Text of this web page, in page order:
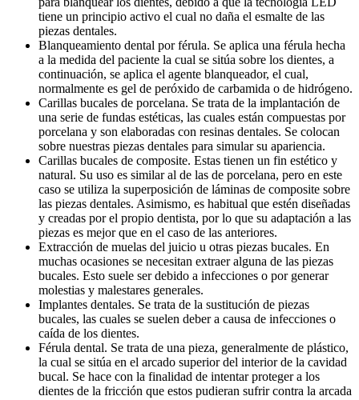
tiene un principio activo el cual no daña el esmalte de las
piezas dentales.
Blanqueamiento dental por férula. Se aplica una férula hecha
a la medida del paciente la cual se sitúa sobre los dientes, a
continuación, se aplica el agente blanqueador, el cual,
normalmente es gel de peróxido de carbamida o de hidrógeno.
Carillas bucales de porcelana. Se trata de la implantación de
una serie de fundas estéticas, las cuales están compuestas por
porcelana y son elaboradas con resinas dentales. Se colocan
sobre nuestras piezas dentales para simular su apariencia.
Carillas bucales de composite. Estas tienen un fin estético y
natural. Su uso es similar al de las de porcelana, pero en este
caso se utiliza la superposición de láminas de composite sobre
las piezas dentales. Asimismo, es habitual que estén diseñadas
y creadas por el propio dentista, por lo que su adaptación a las
piezas es mejor que en el caso de las anteriores.
Extracción de muelas del juicio u otras piezas bucales. En
muchas ocasiones se necesitan extraer alguna de las piezas
bucales. Esto suele ser debido a infecciones o por generar
molestias y malestares generales.
Implantes dentales. Se trata de la sustitución de piezas
bucales, las cuales se suelen deber a causa de infecciones o
caída de los dientes.
Férula dental. Se trata de una pieza, generalmente de plástico,
la cual se sitúa en el arcado superior del interior de la cavidad
bucal. Se hace con la finalidad de intentar proteger a los
dientes de la fricción que estos pudieran sufrir contra la arcada